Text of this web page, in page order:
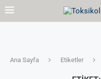
Ana Sayfa Etiketler